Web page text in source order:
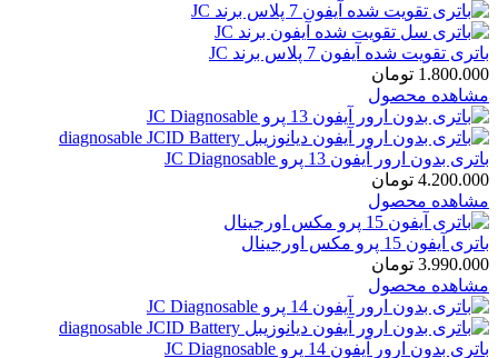
باتری تقویت شده آیفون 7 پلاس برند JC
1.800.000 تومان
مشاهده محصول
باتری بدون ارور آیفون 13 پرو JC Diagnosable
4.200.000 تومان
مشاهده محصول
باتری آیفون 15 پرو مکس اورجینال
3.990.000 تومان
مشاهده محصول
باتری بدون ارور آیفون 14 پرو JC Diagnosable